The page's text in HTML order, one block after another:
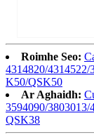
Roimhe Seo:
4314820/4314522/
K50/QSK50
Ar Aghaidh:
3594090/3803013/
QSK38